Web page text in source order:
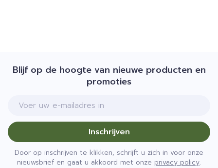
Blijf op de hoogte van nieuwe producten en
promoties
E-mail adres
Inschrijven
Door op inschrijven te klikken, schrijft u zich in voor onze
nieuwsbrief en gaat u akkoord met onze privacy policy.